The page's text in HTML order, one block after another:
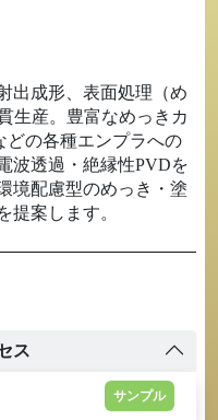
出成形、表面処理（め
生産。豊富なめっきカ
どの各種エンプラへの
波透過・絶縁性PVDを
境配慮型のめっき・塗
提案します。
ス
サンプル